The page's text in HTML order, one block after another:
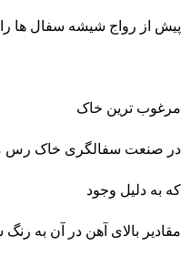
پیش از رواج شیشه سفال ها
مرغوب ترین خاک
در صنعت سفالگری خاک رس
که به دلیل وجود
مقادیر بالای آهن در آن به